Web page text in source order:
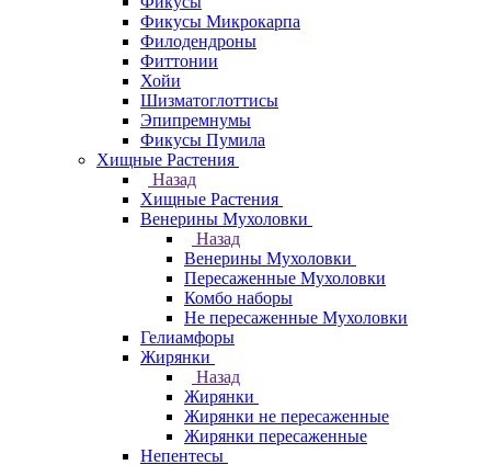
Фикусы Микрокарпа
Филодендроны
Фиттонии
Хойи
Шизматоглоттисы
Эпипремнумы
Фикусы Пумила
Хищные Растения
Назад
Хищные Растения
Венерины Мухоловки
Назад
Венерины Мухоловки
Пересаженные Мухоловки
Комбо наборы
Не пересаженные Мухоловки
Гелиамфоры
Жирянки
Назад
Жирянки
Жирянки не пересаженные
Жирянки пересаженные
Непентесы